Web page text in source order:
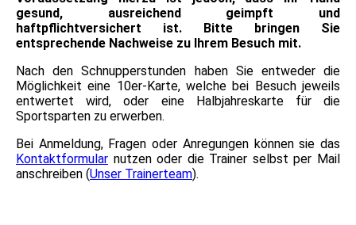
gesund, ausreichend geimpft und
haftpflichtversichert ist. Bitte bringen Sie
entsprechende Nachweise zu Ihrem Besuch mit.
Nach den Schnupperstunden haben Sie entweder die
Möglichkeit eine 10er-Karte, welche bei Besuch jeweils
entwertet wird, oder eine Halbjahreskarte für die
Sportsparten zu erwerben.
Bei Anmeldung, Fragen oder Anregungen können sie das
Kontaktformular nutzen oder die Trainer selbst per Mail
anschreiben (Unser Trainerteam).